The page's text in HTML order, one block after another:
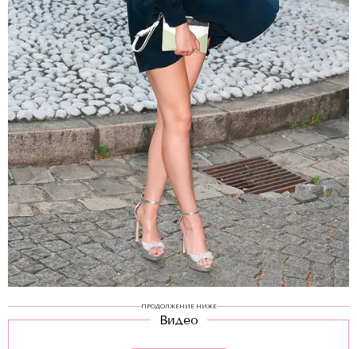
ПРОДОЛЖЕНИЕ НИЖЕ
Видео